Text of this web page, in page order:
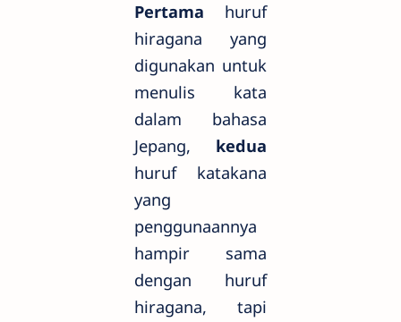
Pertama huruf
hiragana yang
digunakan untuk
menulis kata
dalam bahasa
Jepang, kedua
huruf katakana
yang
penggunaannya
hampir sama
dengan huruf
hiragana, tapi